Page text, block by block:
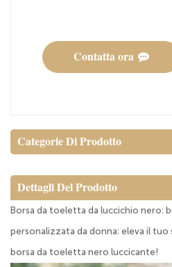
Contatta ora
Categorie Di Prodotto
Dettagli Del Prodotto
Borsa da toeletta da luccichio nero:
personalizzata da donna: eleva il
borsa da toeletta nero luccicante!